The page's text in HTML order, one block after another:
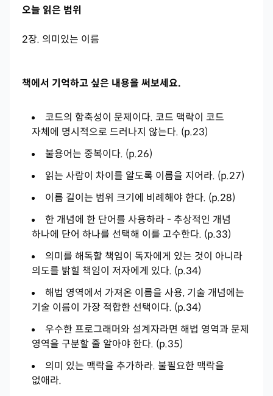
오늘 읽은 범위
2장. 의미있는 이름
책에서 기억하고 싶은 내용을 써보세요.
코드의 함축성이 문제이다. 코드 맥락이 코드
자체에 명시적으로 드러나지 않는다. (p.23)
불용어는 중복이다. (p.26)
읽는 사람이 차이를 알도록 이름을 지어라. (p.27)
이름 길이는 범위 크기에 비례해야 한다. (p.28)
한 개념에 한 단어를 사용하라 - 추상적인 개념
하나에 단어 하나를 선택해 이를 고수한다. (p.33)
의미를 해독할 책임이 독자에게 있는 것이 아니라
의도를 밝힐 책임이 저자에게 있다. (p.34)
해법 영역에서 가져온 이름을 사용, 기술 개념에는
기술 이름이 가장 적합한 선택이다. (p.34)
우수한 프로그래머와 설계자라면 해법 영역과 문제
영역을 구분할 줄 알아야 한다. (p.35)
의미 있는 맥락을 추가하라. 불필요한 맥락을
없애라.